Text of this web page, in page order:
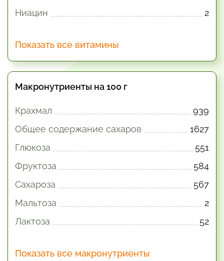
Ниацин
2
Показать все витамины
Макронутриенты на 100 г
Крахмал
939
Общее содержание сахаров
1627
Глюкоза
551
Фруктоза
584
Сахароза
567
Мальтоза
2
Лактоза
52
Показать все макронутриенты